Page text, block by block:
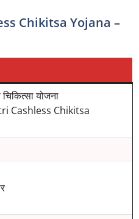
Chikitsa Yojana –
योजना
Cashless Chikitsa